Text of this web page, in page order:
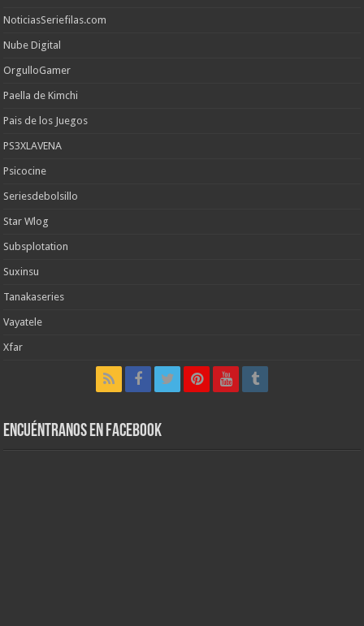
NoticiasSeriefilas.com
Nube Digital
OrgulloGamer
Paella de Kimchi
Pais de los Juegos
PS3XLAVENA
Psicocine
Seriesdebolsillo
Star Wlog
Subsplotation
Suxinsu
Tanakaseries
Vayatele
Xfar
Encuéntranos en Facebook